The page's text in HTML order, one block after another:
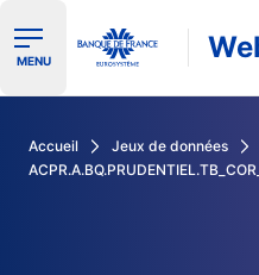
Ouvrir le menu de
MENU
Accueil Jeux de données